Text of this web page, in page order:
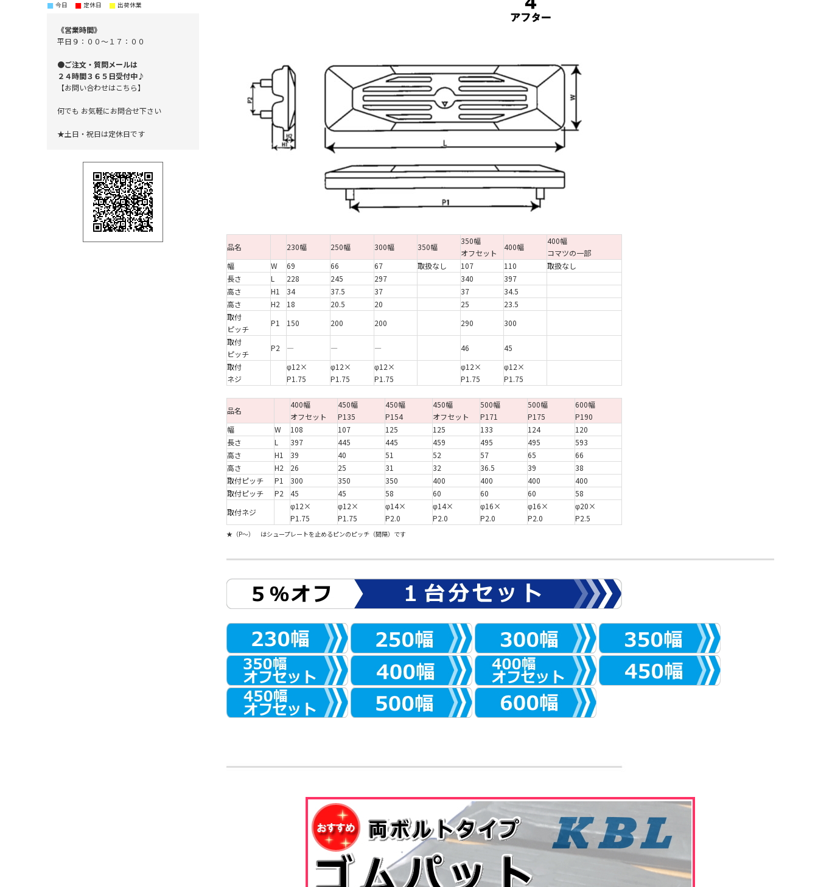
品名 230幅 250幅 300幅 350幅
350幅
オフセット
400幅
400幅
コマツの一部
幅
W 69 66 67 取扱なし 107 110
取扱なし
長さ
L 228 245 297 340
397
高さ
H1 34 37.5 37 37
34.5
高さ
H2 18 20.5 20 25
23.5
取付
ピッチ
P1 150 200 200 290
300
取付
ピッチ
P2 ― ― ― 46
45
取付
ネジ
φ12×
P1.75
φ12×
P1.75
φ12×
P1.75
φ12×
P1.75
φ12×
P1.75
品名
400幅
オフセット
450幅
P135
450幅
P154
450幅
オフセット
500幅
P171
500幅
P175
600幅
P190
幅
W 108 107 125 125 133 124
120
長さ
L 397 445 445 459 495 495
593
高さ
H1 39 40 51 52 57 65
66
高さ
H2 26 25 31 32 36.5 39
38
取付ピッチ
P1 300 350 350 400 400 400
400
取付ピッチ
P2 45 45 58 60 60 60
58
取付ネジ
φ12×
P1.75
φ12×
P1.75
φ14×
P2.0
φ14×
P2.0
φ16×
P2.0
φ16×
P2.0
φ20×
P2.5
★（P～） はシュープレートを止めるピンのピッチ（間隔）です
■ 今日 ■ 定休日 ■ 出荷休業
《営業時間》
平日９：００～１７：００
●ご注文・質問メールは
２４時間３６５日受付中♪
【お問い合わせはこちら】
何でも お気軽にお問合せ下さい
★土日・祝日は定休日です